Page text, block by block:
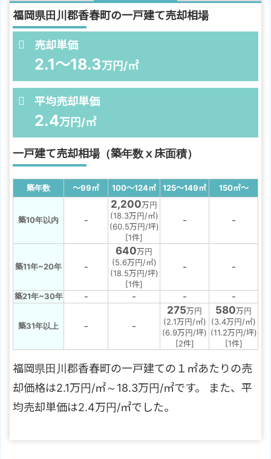
福岡県田川郡香春町の一戸建て売却相場
売却単価
2.1～18.3万円/㎡
平均売却単価
2.4万円/㎡
一戸建て売却相場（築年数ｘ床面積）
築年数 ～99㎡ 100～124㎡ 125～149㎡ 150㎡～
築10年以内 -
2,200万円
(18.3万円/㎡)
(60.5万円/坪)
[1件]
- -
築11年~20年 -
640万円
(5.6万円/㎡)
(18.5万円/坪)
[1件]
- -
築21年~30年 - - - -
築31年以上 - -
275万円
(2.1万円/㎡)
(6.9万円/坪)
[2件]
580万円
(3.4万円/㎡)
(11.2万円/坪)
[1件]
福岡県田川郡香春町の一戸建ての１㎡あたりの売
却価格は2.1万円/㎡～18.3万円/㎡です。 また、平
均売却単価は2.4万円/㎡でした。